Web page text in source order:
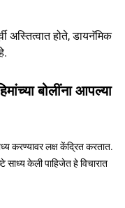
अस्तित्वात होते, डायनॅमिक
बोलींना आपल्या
करण्यावर लक्ष केंद्रित करतात.
साध्य केली पाहिजेत हे विचारात